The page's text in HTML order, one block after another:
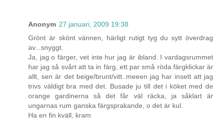
Anonym 27 januari, 2009 19:38
Grönt är skönt vännen, härligt rutigt tyg du sytt överdrag
av...snyggt.
Ja, jag o färger, vet inte hur jag är ibland. I vardagsrummet
har jag så svårt att ta in färg, ett par små röda färgklickar är
allt, sen är det beige/brunt/vitt..meeen jag har insett att jag
trivs väldigt bra med det. Busade ju till det i köket med de
orange gardinerna så det får väl räcka, ja såklart är
ungarnas rum ganska färgsprakande, o det är kul.
Ha en fin kväll, kram